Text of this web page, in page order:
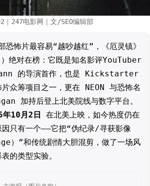
247电影网｜文/SEO编辑部
恐怖片最容易“越吵越红”，《厄灵镇》
绝对在榜：它既是知名影评YouTuber
的导演首作，也是 Kickstarter
片众筹项目之一，更在 NEON 与恐怖名
加持后登上北美院线与数字平台。
10月2日
在北美上映，如今热度仍在
因只有一个——它把“伪纪录/寻获影像
）”和传统剧情大胆混剪，做了一场风
的类型实验。